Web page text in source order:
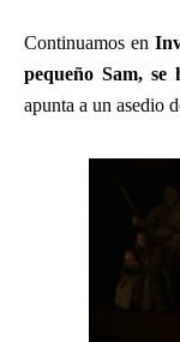
Continuamos en
pequeño Sam, se
apunta a un asedio